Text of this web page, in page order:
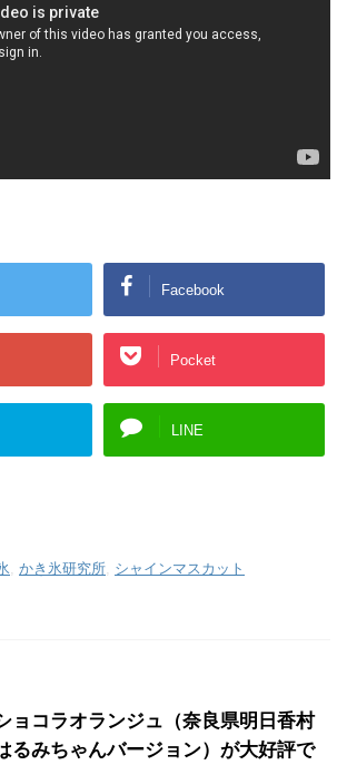
Facebook
Pocket
LINE
, かき氷研究所, シャインマスカット
ョコラオランジュ（奈良県明日香村
るみちゃんバージョン）が大好評で